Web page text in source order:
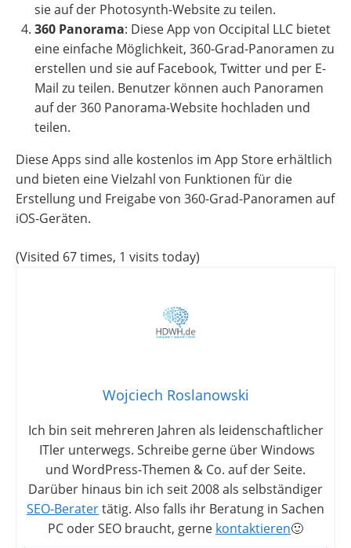
sie auf der Photosynth-Website zu teilen.
360 Panorama: Diese App von Occipital LLC bietet
eine einfache Möglichkeit, 360-Grad-Panoramen zu
erstellen und sie auf Facebook, Twitter und per E-
Mail zu teilen. Benutzer können auch Panoramen
auf der 360 Panorama-Website hochladen und
teilen.
Diese Apps sind alle kostenlos im App Store erhältlich
und bieten eine Vielzahl von Funktionen für die
Erstellung und Freigabe von 360-Grad-Panoramen auf
iOS-Geräten.
(Visited 67 times, 1 visits today)
Wojciech Roslanowski
Ich bin seit mehreren Jahren als leidenschaftlicher
ITler unterwegs. Schreibe gerne über Windows
und WordPress-Themen & Co. auf der Seite.
Darüber hinaus bin ich seit 2008 als selbständiger
SEO-Beratertätig. Also falls ihr Beratung in Sachen
PC oder SEO braucht, gerne kontaktieren🙂